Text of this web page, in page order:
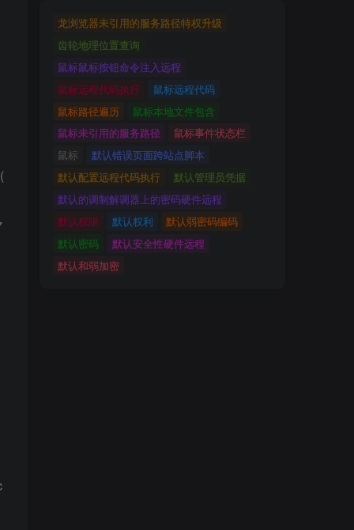
龙浏览器未引用的服务路径特权升级
齿轮地理位置查询
鼠标鼠标按钮命令注入远程
鼠标远程代码执行
鼠标远程代码
鼠标路径遍历
鼠标本地文件包含
鼠标未引用的服务路径
鼠标事件状态栏
鼠标
默认错误页面跨站点脚本
默认配置远程代码执行
默认管理员凭据
默认的调制解调器上的密码硬件远程
默认权限
默认权利
默认弱密码编码
默认密码
默认安全性硬件远程
默认和弱加密